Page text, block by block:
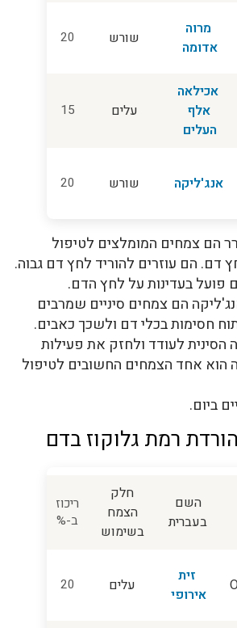
מרוה
אדומה
שורש 20
אכילאה
אלף
העלים
עלים 15
אנג'ליקה שורש 20
הם צמחים המומלצים לטיפול
דם. הם עוזרים להוריד לחץ דם גבוה.
פועל בעדינות על לחץ הדם.
הם צמחים סיניים שמרבים
חסימות בכלי דם ולשכך כאבים.
הסינית לעודד ולחזק את פעילות
הוא אחד הצמחים החשובים לטיפול
השם
בעברית
חלק
הצמח
בשימוש
ריכוז
ב-%
זית
אירופי
עלים 20